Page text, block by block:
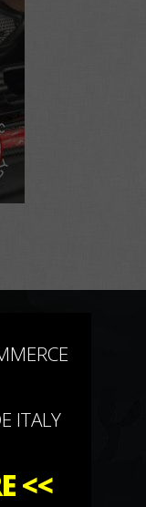
ITALY
<<